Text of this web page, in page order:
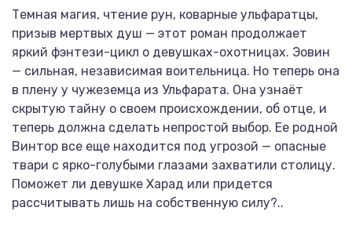
Темная магия, чтение рун, коварные ульфаратцы,
призыв мертвых душ — этот роман продолжает
яркий фэнтези-цикл о девушках-охотницах. Эовин
— сильная, независимая воительница. Но теперь она
в плену у чужеземца из Ульфарата. Она узнаёт
скрытую тайну о своем происхождении, об отце, и
теперь должна сделать непростой выбор. Ее родной
Винтор все еще находится под угрозой — опасные
твари с ярко-голубыми глазами захватили столицу.
Поможет ли девушке Харад или придется
рассчитывать лишь на собственную силу?..